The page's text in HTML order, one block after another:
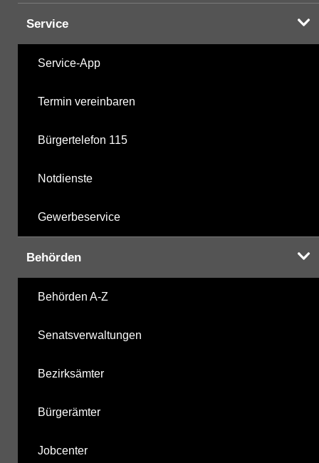
Service
Service-App
Termin vereinbaren
Bürgertelefon 115
Notdienste
Gewerbeservice
Behörden
Behörden A-Z
Senatsverwaltungen
Bezirksämter
Bürgerämter
Jobcenter